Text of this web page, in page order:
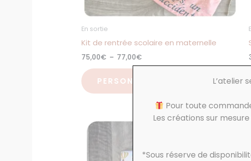
En sortie
Kit de rentrée scolaire en maternelle
75,00€ – 77,00€
PERSONNALISER
la
du
Plage
à
Ce
L’atelier
Pour toute
Les créations sur
*Sous réserve de